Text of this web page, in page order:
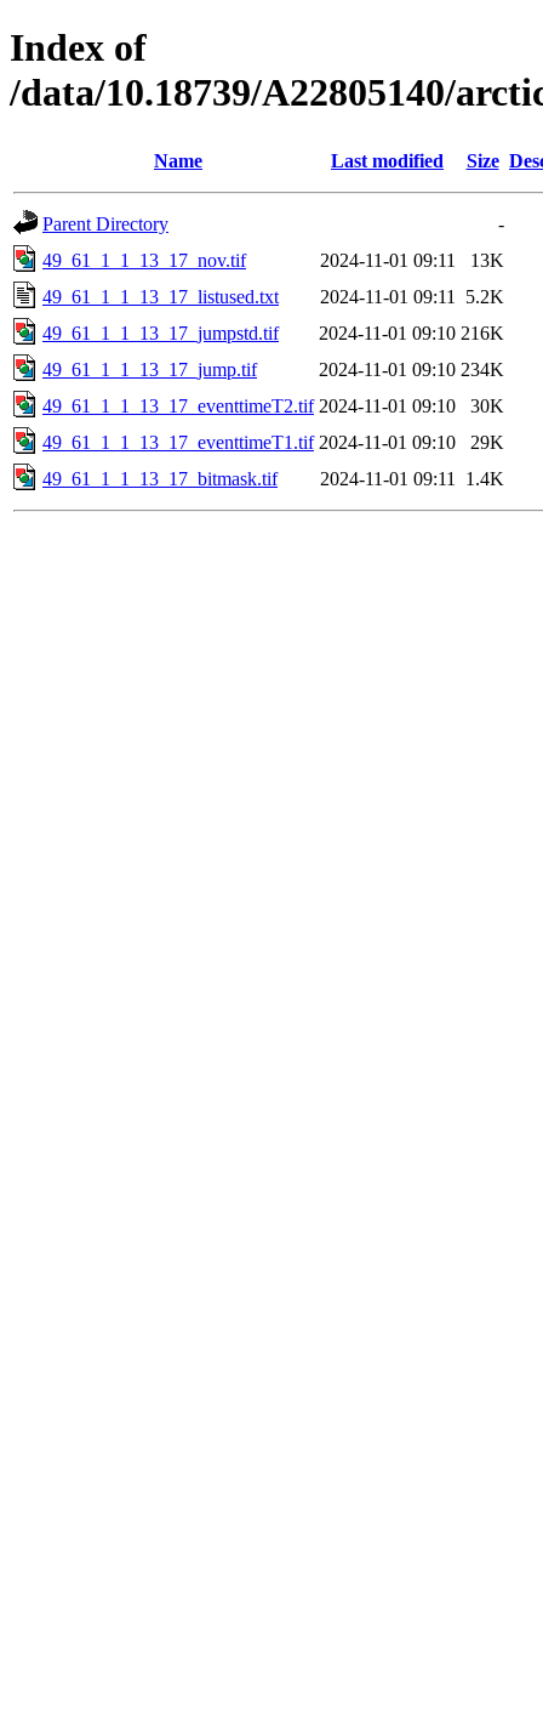
Index of
/data/10.18739/A22805140/
Name Last modified Size
Parent Directory
-
49_61_1_1_13_17_nov.tif
2024-11-01 09:11
13K
49_61_1_1_13_17_listused.txt
2024-11-01 09:11
5.2K
49_61_1_1_13_17_jumpstd.tif
2024-11-01 09:10 216K
49_61_1_1_13_17_jump.tif
2024-11-01 09:10 234K
49_61_1_1_13_17_eventtimeT2.tif 2024-11-01 09:10
30K
49_61_1_1_13_17_eventtimeT1.tif 2024-11-01 09:10
29K
49_61_1_1_13_17_bitmask.tif
2024-11-01 09:11 1.4K